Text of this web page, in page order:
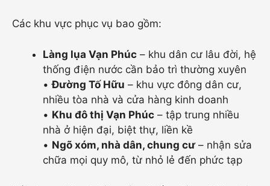
Các khu vực phục vụ bao gồm:
Làng lụa Vạn Phúc – khu dân cư lâu đời, hệ
thống điện nước cần bảo trì thường xuyên
•Đường Tố Hữu – khu vực đông dân cư,
nhiều tòa nhà và cửa hàng kinh doanh
• Khu đô thị Vạn Phúc – tập trung nhiều
nhà ở hiện đại, biệt thự, liền kề
• Ngõ xóm, nhà dân, chung cư– nhận sửa
chữa mọi quy mô, từ nhỏ lẻ đến phức tạp